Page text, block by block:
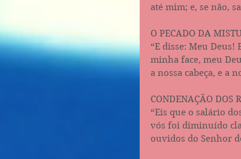
até mim; e, se não,
O PECADO DA
“E disse: Meu
minha face, meu
a nossa cabeça, e a
CONDENAÇÃO DOS
“Eis que o salário
vós foi diminuído
ouvidos do Senhor